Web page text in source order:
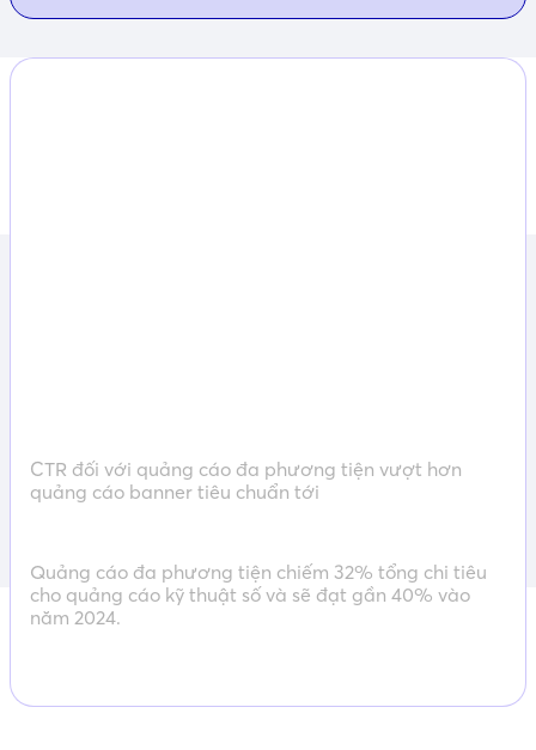
CTR đối với quảng cáo đa phương tiện vượt hơn
quảng cáo banner tiêu chuẩn tới
Quảng cáo đa phương tiện chiếm 32% tổng chi tiêu
cho quảng cáo kỹ thuật số và sẽ đạt gần 40% vào
năm 2024.